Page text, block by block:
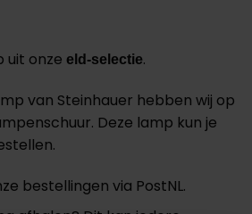
uit onze eld-selectie.
van Steinhauer hebben wij op
Deze lamp kun je
bestellingen via PostNL.